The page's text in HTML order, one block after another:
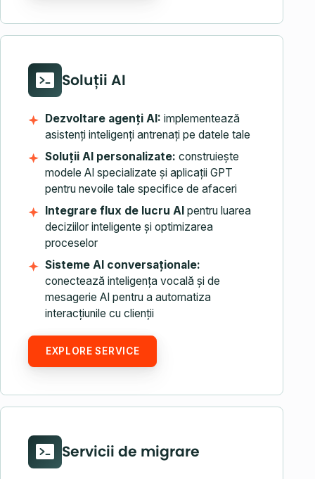
Soluții AI
Dezvoltare agenți AI: implementează
asistenți inteligenți antrenați pe datele tale
Soluții AI personalizate: construiește
modele AI specializate și aplicații GPT
pentru nevoile tale specifice de afaceri
Integrare flux de lucru AIpentru luarea
deciziilor inteligente și optimizarea
proceselor
Sisteme AI conversaționale:
conectează inteligența vocală și de
mesagerie AI pentru a automatiza
interacțiunile cu clienții
EXPLORE SERVICE
Servicii de migrare